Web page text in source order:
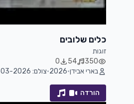
כלים שלובים
זוגות
350
54
0
בארי אבידן•
2026
•צולם: 13-03-2026
הורדה